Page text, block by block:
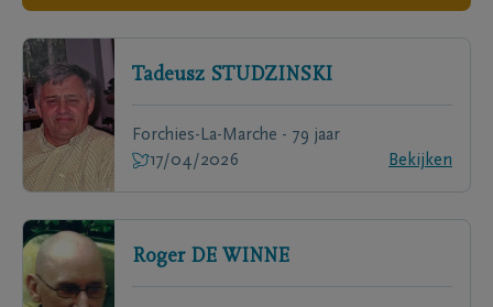
Tadeusz STUDZINSKI
Forchies-La-Marche - 79 jaar
17/04/2026
Bekijken
Roger DE WINNE